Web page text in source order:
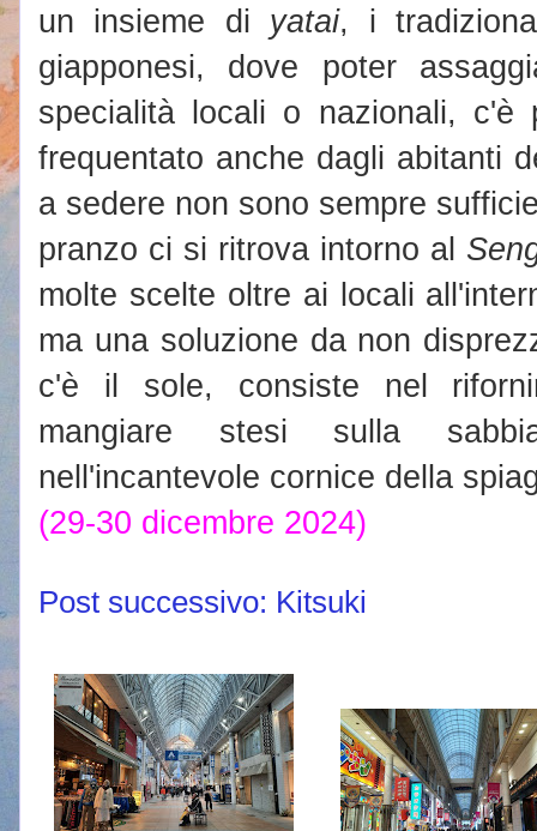
un insieme di yatai, i
giapponesi, dove poter
specialità locali o nazionali,
frequentato anche dagli abitanti
a sedere non sono sempre
pranzo ci si ritrova intorno al
molte scelte oltre ai locali
ma una soluzione da non
c'è il sole, consiste nel
mangiare stesi sulla
nell'incantevole cornice della
(29-30 dicembre 2024)
Post successivo: Kitsuki